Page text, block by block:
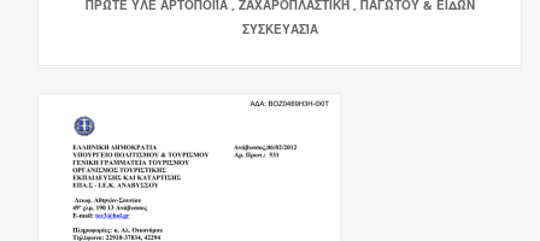
ΠΡΏΤΕ ΎΛΕ ΑΡΤΟΠΟΙΊΑ , ΖΑΧΑΡΟΠΛΑΣΤΙΚΉ , ΠΑΓΩΤΟΎ & ΕΙΔΏΝ
ΣΥΣΚΕΥΑΣΊΑ